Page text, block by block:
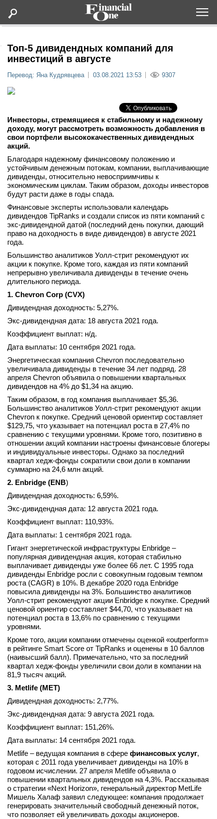
Статьи
Lifestyle
Новости
Интервью
вконтакте
телеграм
Стать автором
Вход
Топ-5 дивидендных компаний для
инвестиций в августе
Перевод: Яна Кудрявцева 03.08.2021 13:53 9307
Инвесторы, стремящиеся к стабильному и надежному
доходу, могут рассмотреть возможность добавления в
свои портфели высококачественных дивидендных
акций.
Благодаря надежному финансовому положению и
устойчивым денежным потокам, компании, выплачивающие
дивиденды, относительно невосприимчивы к
экономическим циклам. Таким образом, доходы инвесторов
будут расти даже в годы спада.
Финансовые эксперты использовали календарь
дивидендов TipRanks и создали список из пяти компаний с
экс-дивидендной датой (последний день покупки, дающий
право на доходность в виде дивидендов) в августе 2021
года.
Большинство аналитиков Уолл-стрит рекомендуют их
акции к покупке. Кроме того, каждая из пяти компаний
непрерывно увеличивала дивиденды в течение очень
длительного периода.
1. Chevron Corp (CVX)
Дивидендная доходность: 5,27%.
Экс-дивидендная дата: 18 августа 2021 года.
Коэффициент выплат: н/д.
Дата выплаты: 10 сентября 2021 года.
Энергетическая компания Chevron последовательно
увеличивала дивиденды в течение 34 лет подряд. 28
апреля Chevron объявила о повышении квартальных
дивидендов на 4% до $1,34 на акцию.
Таким образом, в год компания выплачивает $5,36.
Большинство аналитиков Уолл-стрит рекомендуют акции
Chevron к покупке. Средний ценовой ориентир составляет
$129,75, что указывает на потенциал роста в 27,4% по
сравнению с текущими уровнями. Кроме того, позитивно в
отношении акций компании настроены финансовые блогеры
и индивидуальные инвесторы. Однако за последний
квартал хедж-фонды сократили свои доли в компании
суммарно на 24,6 млн акций.
2. Enbridge (ENB)
Дивидендная доходность: 6,59%.
Экс-дивидендная дата: 12 августа 2021 года.
Коэффициент выплат: 110,93%.
Дата выплаты: 1 сентября 2021 года.
Гигант энергетической инфраструктуры Enbridge –
популярная дивидендная акция, которая стабильно
выплачивает дивиденды уже более 66 лет. С 1995 года
дивиденды Enbridge росли с совокупным годовым темпом
роста (CAGR) в 10%. В декабре 2020 года Enbridge
повысила дивиденды на 3%. Большинство аналитиков
Уолл-стрит рекомендуют акции Enbridge к покупке. Средний
ценовой ориентир составляет $44,70, что указывает на
потенциал роста в 13,6% по сравнению с текущими
уровнями.
Кроме того, акции компании отмечены оценкой «outperform»
в рейтинге Smart Score от TipRanks и оценены в 10 баллов
(наивысший балл). Примечательно, что за последний
квартал хедж-фонды увеличили свои доли в компании на
81,9 тысяч акций.
3. Metlife (MET)
Дивидендная доходность: 2,77%.
Экс-дивидендная дата: 9 августа 2021 года.
Коэффициент выплат: 151,26%.
Дата выплаты: 14 сентября 2021 года.
Metlife – ведущая компания в сфере финансовых услуг,
которая с 2011 года увеличивает дивиденды на 10% в
годовом исчислении. 27 апреля Metlife объявила о
повышении квартальных дивидендов на 4,3%. Рассказывая
о стратегии «Next Horizon», генеральный директор MetLife
Мишель Халаф заявил следующее: компания продолжает
генерировать значительный свободный денежный поток,
что позволяет ей увеличивать доходы акционеров.